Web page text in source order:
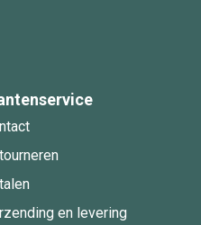
en levering